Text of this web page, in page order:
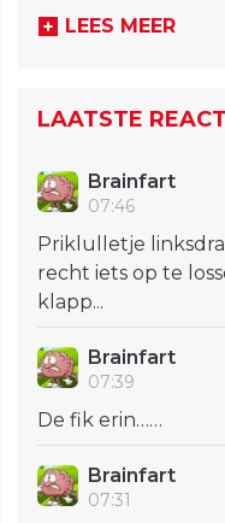
LEES MEER
LAATSTE
Brainfart
07:46
Priklulletje
recht iets op te
klapp...
Brainfart
07:39
De fik erin……
Brainfart
07:31